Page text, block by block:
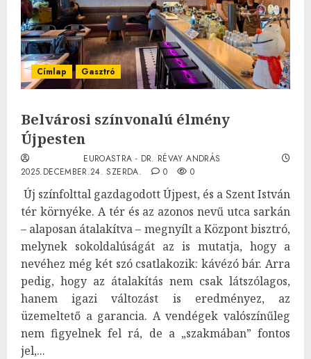
Címlap Gasztró
Belvárosi színvonalú élmény
Újpesten
EUROASTRA - DR. RÉVAY ANDRÁS
2025.DECEMBER.24. SZERDA.
0 0
Új színfolttal gazdagodott Újpest, és a Szent István
tér környéke. A tér és az azonos nevű utca sarkán
– alaposan átalakítva – megnyílt a Központ bisztró,
melynek sokoldalúságát az is mutatja, hogy a
nevéhez még két szó csatlakozik: kávézó bár. Arra
pedig, hogy az átalakítás nem csak látszólagos,
hanem igazi változást is eredményez, az
üzemeltető a garancia. A vendégek valószínűleg
nem figyelnek fel rá, de a „szakmában” fontos
jel,...